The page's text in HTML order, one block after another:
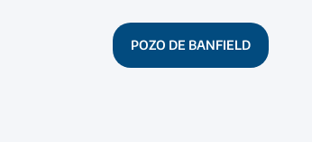
POZO DE BANFIELD